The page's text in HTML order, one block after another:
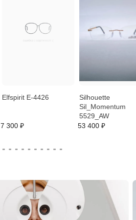
Elfspirit E-4426
7 300 ₽
Silhouette
Sil_Momentum
5529_AW
53 400 ₽